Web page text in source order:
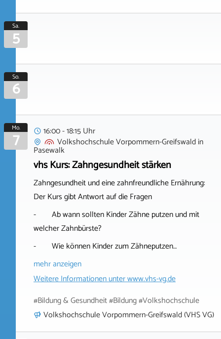
Sa.
5
So.
6
Mo.
7
16:00 - 18:15 Uhr
Volkshochschule Vorpommern-Greifswaldin
Pasewalk
vhs Kurs: Zahngesundheit stärken
Zahngesundheit und eine zahnfreundliche Ernährung:
Der Kurs gibt Antwort auf die Fragen
- Ab wann sollten Kinder Zähne putzen und mit
welcher Zahnbürste?
- Wie können Kinder zum Zähneputzen…
mehr anzeigen
Weitere Informationen unterwww.vhs-vg.de
#Bildung & Gesundheit #Bildung #Volkshochschule
Volkshochschule Vorpommern-Greifswald (VHS VG)